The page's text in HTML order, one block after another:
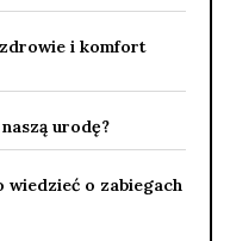
zdrowie i komfort
urodę?
o zabiegach